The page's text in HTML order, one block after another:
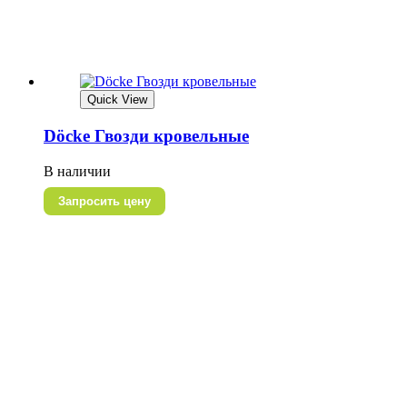
Quick View
Döcke Гвозди кровельные
В наличии
Запросить цену